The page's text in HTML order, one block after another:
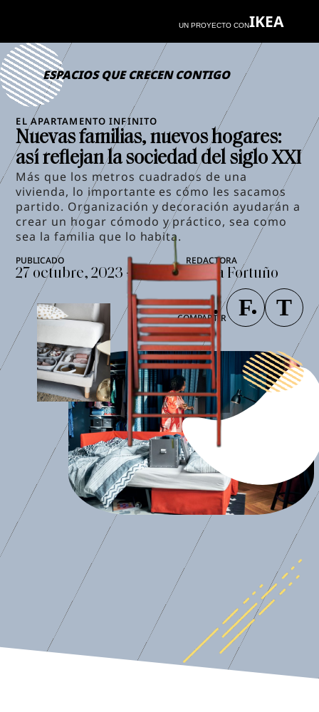
UN PROYECTO CONIKEA
ESPACIOS QUE CRECEN CONTIGO
EL APARTAMENTO INFINITO
Nuevas familias, nuevos hogares:
así reflejan la sociedad del siglo XXI
Más que los metros cuadrados de una
vivienda, lo importante es cómo les sacamos
partido. Organización y decoración ayudarán a
crear un hogar cómodo y práctico, sea como
sea la familia que lo habita.
Laura Fortuño
27 octubre, 2023 - 11:54
COMPARTIR